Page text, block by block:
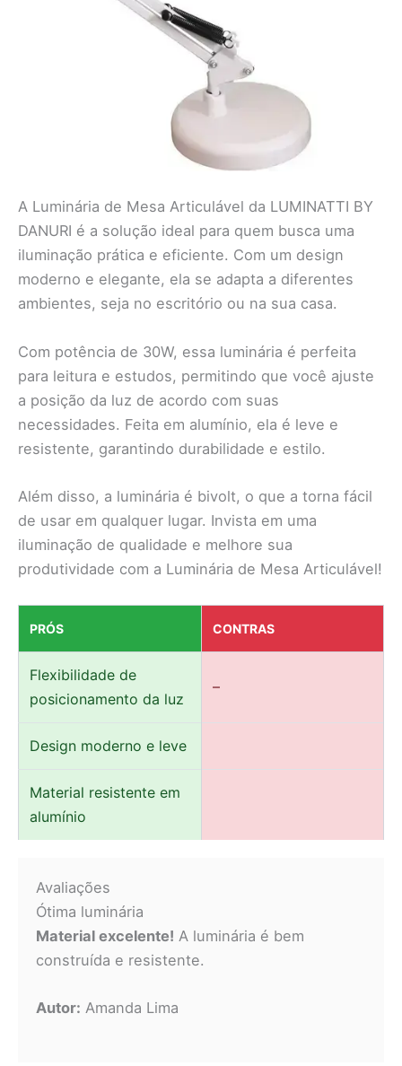
A Luminária de Mesa Articulável da LUMINATTI BY
DANURI é a solução ideal para quem busca uma
iluminação prática e eficiente. Com um design
moderno e elegante, ela se adapta a diferentes
ambientes, seja no escritório ou na sua casa.
Com potência de 30W, essa luminária é perfeita
para leitura e estudos, permitindo que você ajuste
a posição da luz de acordo com suas
necessidades. Feita em alumínio, ela é leve e
resistente, garantindo durabilidade e estilo.
Além disso, a luminária é bivolt, o que a torna fácil
de usar em qualquer lugar. Invista em uma
iluminação de qualidade e melhore sua
produtividade com a Luminária de Mesa Articulável!
PRÓS CONTRAS
Flexibilidade de
posicionamento da luz
–
Design moderno e leve
Material resistente em
alumínio
Avaliações
Ótima luminária
Material excelente! A luminária é bem
construída e resistente.
Autor: Amanda Lima